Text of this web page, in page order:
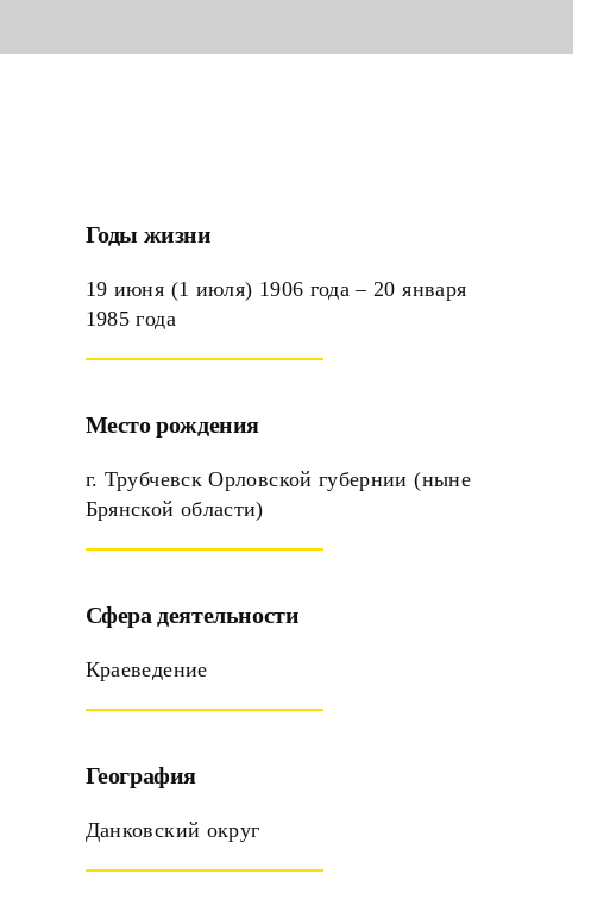
Годы жизни
19 июня (1 июля) 1906 года – 20 января
1985 года
Место рождения
г. Трубчевск Орловской губернии (ныне
Брянской области)
Сфера деятельности
Краеведение
География
Данковский округ